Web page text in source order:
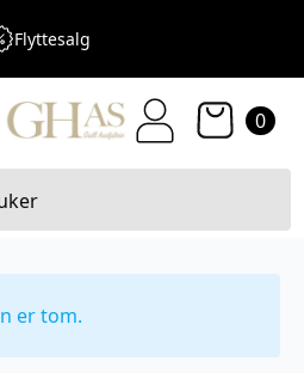
Flyttesalg
0
er tom.